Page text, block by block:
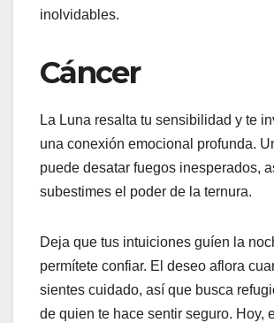
inolvidables.
Cáncer
La Luna resalta tu sensibilidad y te
una conexión emocional profunda.
puede desatar fuegos inesperados,
subestimes el poder de la ternura.
Deja que tus intuiciones guíen la
permítete confiar. El deseo aflora
sientes cuidado, así que busca
de quien te hace sentir seguro. Hoy,